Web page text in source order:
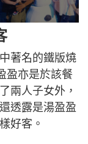
著名的鐵版燒
盈亦是於該餐
兩人子女外，
透露是湯盈盈
好客。